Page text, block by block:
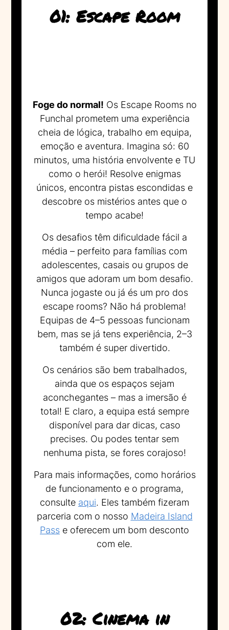
01: Escape Room
Foge do normal! Os Escape Rooms no
Funchal prometem uma experiência
cheia de lógica, trabalho em equipa,
emoção e aventura. Imagina só: 60
minutos, uma história envolvente e TU
como o herói! Resolve enigmas
únicos, encontra pistas escondidas e
descobre os mistérios antes que o
tempo acabe!
Os desafios têm dificuldade fácil a
média – perfeito para famílias com
adolescentes, casais ou grupos de
amigos que adoram um bom desafio.
Nunca jogaste ou já és um pro dos
escape rooms? Não há problema!
Equipas de 4–5 pessoas funcionam
bem, mas se já tens experiência, 2–3
também é super divertido.
Os cenários são bem trabalhados,
ainda que os espaços sejam
aconchegantes – mas a imersão é
total! E claro, a equipa está sempre
disponível para dar dicas, caso
precises. Ou podes tentar sem
nenhuma pista, se fores corajoso!
Para mais informações, como horários
de funcionamento e o programa,
consulte aqui. Eles também fizeram
parceria com o nosso Madeira Island
Pass e oferecem um bom desconto
com ele.
02: Cinema in